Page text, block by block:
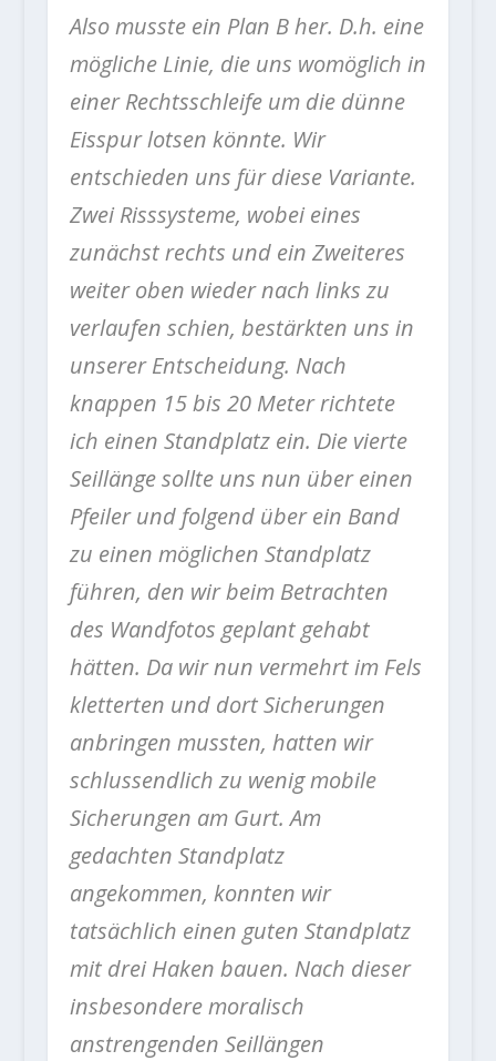
Also musste ein Plan B her. D.h. eine
mögliche Linie, die uns womöglich in
einer Rechtsschleife um die dünne
Eisspur lotsen könnte. Wir
entschieden uns für diese Variante.
Zwei Risssysteme, wobei eines
zunächst rechts und ein Zweiteres
weiter oben wieder nach links zu
verlaufen schien, bestärkten uns in
unserer Entscheidung. Nach
knappen 15 bis 20 Meter richtete
ich einen Standplatz ein. Die vierte
Seillänge sollte uns nun über einen
Pfeiler und folgend über ein Band
zu einen möglichen Standplatz
führen, den wir beim Betrachten
des Wandfotos geplant gehabt
hätten. Da wir nun vermehrt im Fels
kletterten und dort Sicherungen
anbringen mussten, hatten wir
schlussendlich zu wenig mobile
Sicherungen am Gurt. Am
gedachten Standplatz
angekommen, konnten wir
tatsächlich einen guten Standplatz
mit drei Haken bauen. Nach dieser
insbesondere moralisch
anstrengenden Seillängen